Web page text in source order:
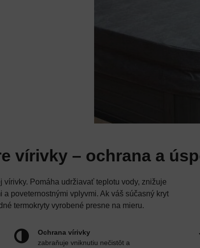
vírivky – ochrana a
Pomáha udržiavať teplotu vody, znižuje
poveternostnými vplyvmi. Ak váš súčasný kryt
termokryty vyrobené presne na mieru.
Ochrana vírivky
zabraňuje vniknutiu nečistôt a